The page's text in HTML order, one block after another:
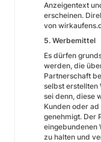
Anzeigentext
erscheinen.
von
5. Werbemittel
Es dürfen
werden, die
Partnerschaft
selbst erstellten
sei denn, diese
Kunden oder
genehmigt. Der
eingebundenen
zu halten und